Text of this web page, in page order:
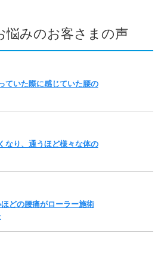
悩みのお客さまの声
ていた際に感じていた腰の
なり、通うほど様々な体の
どの腰痛がローラー施術